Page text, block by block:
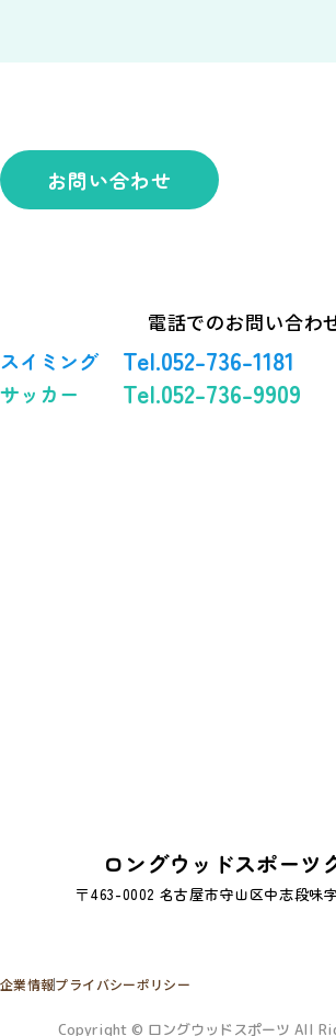
お問い合わせ
電話でのお問い合わ
スイミング Tel.052-736-1181
サッカー Tel.052-736-9909
ロングウッドスポーツ
〒463-0002 名古屋市守山区中志段味
企業情報プライバシーポリシー
Copyright © ロングウッドスポーツ All